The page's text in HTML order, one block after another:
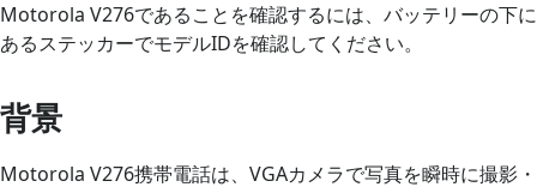
Motorola V276であることを確認するには、バッテリーの下に
あるステッカーでモデルIDを確認してください。
背景
Motorola V276携帯電話は、VGAカメラで写真を瞬時に撮影・